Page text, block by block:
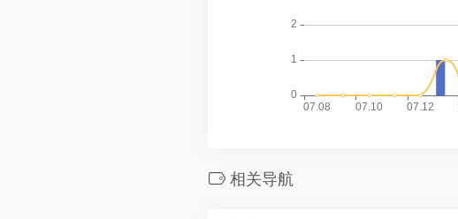
相关导航